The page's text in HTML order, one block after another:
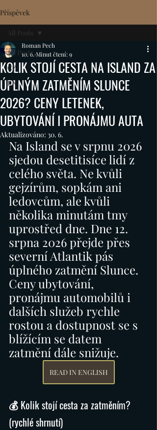
Příspěvek
All Posts
CZ
EN
All Posts
KOLIK STOJÍ CESTA NA ISLAND ZA
ÚPLNÝM ZATMĚNÍM SLUNCE
2026? CENY LETENEK,
UBYTOVÁNÍ I PRONÁJMU AUTA
Roman Pech
10. 6. Minut čtení: 9
Aktualizováno: 30. 6.
Na Island se v srpnu 2026
sjedou desetitisíce lidí z
celého světa. Ne kvůli
gejzírům, sopkám ani
ledovcům, ale kvůli
několika minutám tmy
uprostřed dne. Dne 12.
srpna 2026 přejde přes
severní Atlantik pás
úplného zatmění Slunce.
Ceny ubytování,
pronájmu automobilů i
dalších služeb rychle
rostou a dostupnost se s
blížícím se datem
zatmění dále snižuje.
READ IN ENGLISH
💰 Kolik stojí cesta za zatměním?
(rychlé shrnutí)